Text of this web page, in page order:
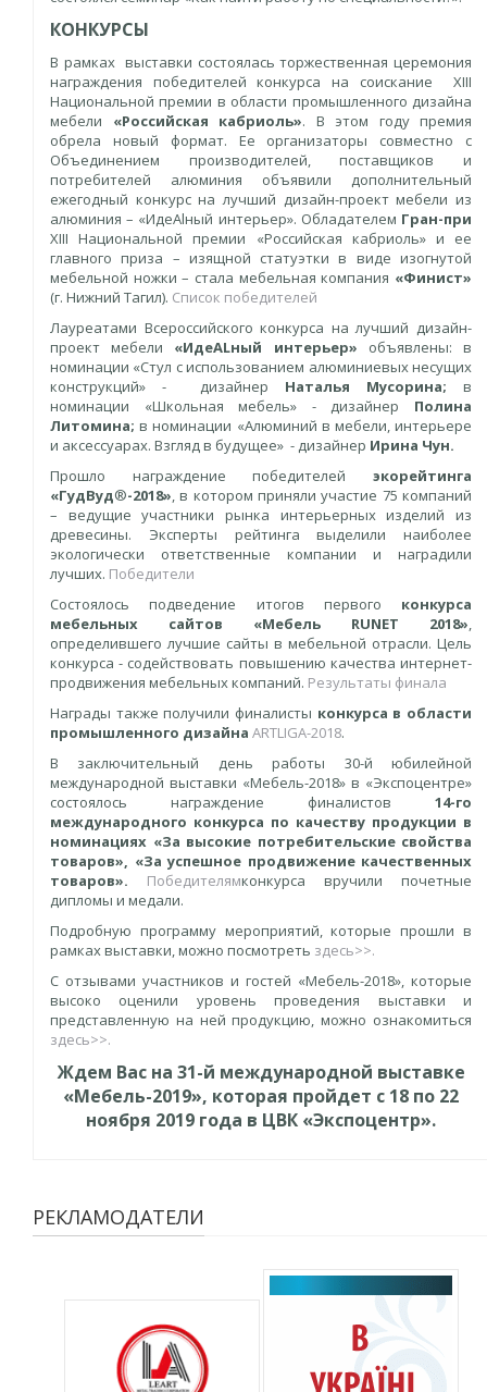
КОНКУРСЫ
В рамках выставки состоялась торжественная церемония
награждения победителей конкурса на соискание XIII
Национальной премии в области промышленного дизайна
мебели «Российская кабриоль». В этом году премия
обрела новый формат. Ее организаторы совместно с
Объединением производителей, поставщиков и
потребителей алюминия объявили дополнительный
ежегодный конкурс на лучший дизайн-проект мебели из
алюминия – «ИдеАlный интерьер». Обладателем Гран-при
XIII Национальной премии «Российская кабриоль» и ее
главного приза – изящной статуэтки в виде изогнутой
мебельной ножки – стала мебельная компания «Финист»
(г. Нижний Тагил). Список победителей
Лауреатами Всероссийского конкурса на лучший дизайн-
проект мебели «ИдеALный интерьер» объявлены: в
номинации «Стул с использованием алюминиевых несущих
конструкций» - дизайнер Наталья Мусорина;в
номинации «Школьная мебель» - дизайнер Полина
Литомина;в номинации «Алюминий в мебели, интерьере
и аксессуарах. Взгляд в будущее» - дизайнер Ирина Чун.
Прошло награждение победителей экорейтинга
«ГудВуд®-2018», в котором приняли участие 75 компаний
– ведущие участники рынка интерьерных изделий из
древесины. Эксперты рейтинга выделили наиболее
экологически ответственные компании и наградили
лучших. Победители
Состоялось подведение итогов первого конкурса
мебельных сайтов «Мебель RUNET 2018»,
определившего лучшие сайты в мебельной отрасли. Цель
конкурса - содействовать повышению качества интернет-
продвижения мебельных компаний. Результаты финала
Награды также получили финалисты конкурса в области
промышленного дизайна ARTLIGA-2018.
В заключительный день работы 30-й юбилейной
международной выставки «Мебель-2018» в «Экспоцентре»
состоялось награждение финалистов 14-го
международного конкурса по качеству продукции в
номинациях «За высокие потребительские свойства
товаров», «За успешное продвижение качественных
товаров». Победителямконкурса вручили почетные
дипломы и медали.
Подробную программу мероприятий, которые прошли в
рамках выставки, можно посмотреть здесь>>.
С отзывами участников и гостей «Мебель-2018», которые
высоко оценили уровень проведения выставки и
представленную на ней продукцию, можно ознакомиться
здесь>>.
Ждем Вас на 31-й международной выставке
«Мебель-2019», которая пройдет с 18 по 22
ноября 2019 года в ЦВК «Экспоцентр».
РЕКЛАМОДАТЕЛИ